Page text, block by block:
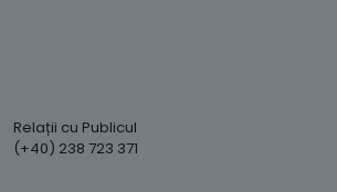
Relații cu Publicul
(+40) 238 723 371